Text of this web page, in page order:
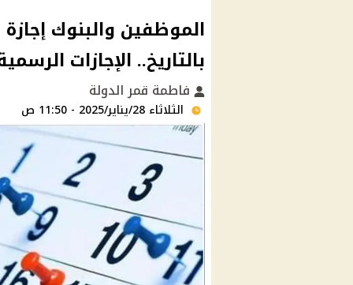
بالتاريخ.. الإجازات الرسمية بـ2025 تبشر
فاطمة قمر الدولة
الثلاثاء 28/يناير/2025 - 11:50 ص